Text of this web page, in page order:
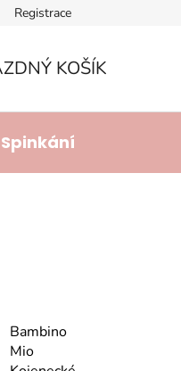
pro vyřízení reklamace
Registrace
KOŠÍK
Spinkání
Bambino
Mio